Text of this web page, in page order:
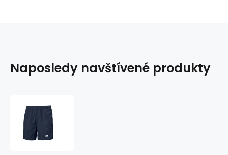
Naposledy navštívené produkty